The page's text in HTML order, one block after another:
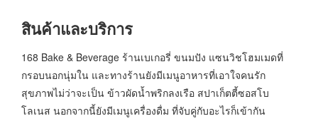
สินค้าและบริการ
168 Bake & Beverage ร้านเบเกอรี่ ขนมปัง แซนวิชโฮมเมดที่
กรอบนอกนุ่มใน และทางร้านยังมีเมนูอาหารที่เอาใจคนรัก
สุขภาพไม่ว่าจะเป็น ข้าวผัดน้ำพริกลงเรือ สปาเก็ตตี้ซอสโบ
โลเนส นอกจากนี้ยังมีเมนูเครื่องดื่ม ที่จับคู่กับอะไรก็เข้ากัน